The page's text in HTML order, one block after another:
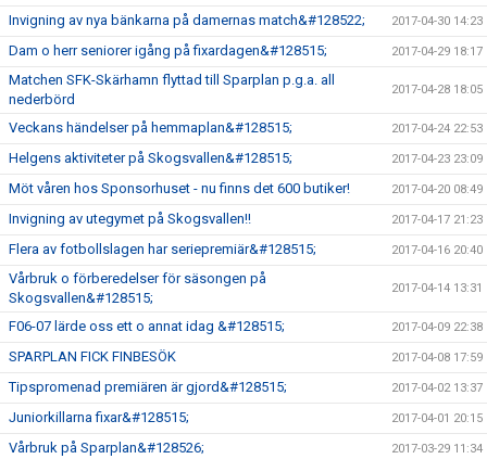
Invigning av nya bänkarna på damernas match&#128522; 2017-04-30 14:23
Dam o herr seniorer igång på fixardagen&#128515; 2017-04-29 18:17
Matchen SFK-Skärhamn flyttad till Sparplan p.g.a. all
nederbörd
2017-04-28 18:05
Veckans händelser på hemmaplan&#128515; 2017-04-24 22:53
Helgens aktiviteter på Skogsvallen&#128515; 2017-04-23 23:09
Möt våren hos Sponsorhuset - nu finns det 600 butiker! 2017-04-20 08:49
Invigning av utegymet på Skogsvallen!! 2017-04-17 21:23
Flera av fotbollslagen har seriepremiär&#128515; 2017-04-16 20:40
Vårbruk o förberedelser för säsongen på
Skogsvallen&#128515;
2017-04-14 13:31
F06-07 lärde oss ett o annat idag &#128515; 2017-04-09 22:38
SPARPLAN FICK FINBESÖK 2017-04-08 17:59
Tipspromenad premiären är gjord&#128515; 2017-04-02 13:37
Juniorkillarna fixar&#128515; 2017-04-01 20:15
Vårbruk på Sparplan&#128526; 2017-03-29 11:34